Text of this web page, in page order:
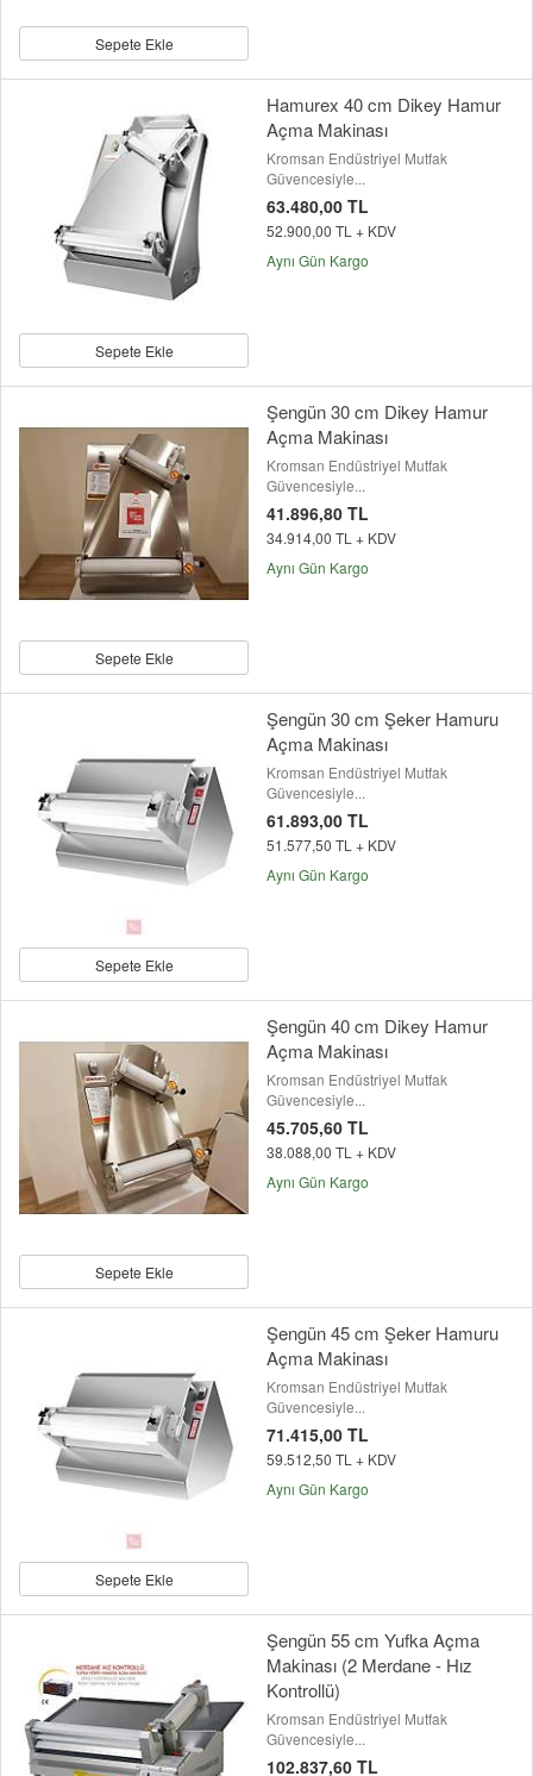
Sepete Ekle
Sepete Ekle
Hamurex 40 cm Dikey Hamur
Açma Makinası
Kromsan Endüstriyel Mutfak
Güvencesiyle...
63.480,00 TL
52.900,00 TL + KDV
Aynı Gün Kargo
Sepete Ekle
Şengün 30 cm Dikey Hamur
Açma Makinası
Kromsan Endüstriyel Mutfak
Güvencesiyle...
41.896,80 TL
34.914,00 TL + KDV
Aynı Gün Kargo
Sepete Ekle
Şengün 30 cm Şeker Hamuru
Açma Makinası
Kromsan Endüstriyel Mutfak
Güvencesiyle...
61.893,00 TL
51.577,50 TL + KDV
Aynı Gün Kargo
Sepete Ekle
Şengün 40 cm Dikey Hamur
Açma Makinası
Kromsan Endüstriyel Mutfak
Güvencesiyle...
45.705,60 TL
38.088,00 TL + KDV
Aynı Gün Kargo
Sepete Ekle
Şengün 45 cm Şeker Hamuru
Açma Makinası
Kromsan Endüstriyel Mutfak
Güvencesiyle...
71.415,00 TL
59.512,50 TL + KDV
Aynı Gün Kargo
Şengün 55 cm Yufka Açma
Makinası (2 Merdane - Hız
Kontrollü)
Kromsan Endüstriyel Mutfak
Güvencesiyle...
102.837,60 TL